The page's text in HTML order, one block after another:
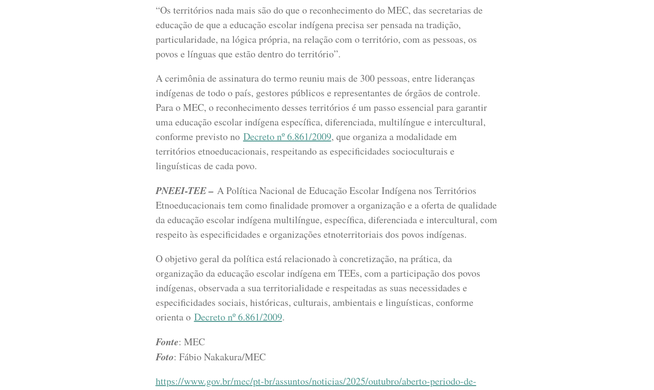
“Os territórios nada mais são do que o reconhecimento do MEC, das secretarias de
educação de que a educação escolar indígena precisa ser pensada na tradição,
particularidade, na lógica própria, na relação com o território, com as pessoas, os
povos e línguas que estão dentro do território”.
A cerimônia de assinatura do termo reuniu mais de 300 pessoas, entre lideranças
indígenas de todo o país, gestores públicos e representantes de órgãos de controle.
Para o MEC, o reconhecimento desses territórios é um passo essencial para garantir
uma educação escolar indígena específica, diferenciada, multilíngue e intercultural,
conforme previsto no Decreto nº 6.861/2009, que organiza a modalidade em
territórios etnoeducacionais, respeitando as especificidades socioculturais e
linguísticas de cada povo.
PNEEI-TEE –A Política Nacional de Educação Escolar Indígena nos Territórios
Etnoeducacionais tem como finalidade promover a organização e a oferta de qualidade
da educação escolar indígena multilíngue, específica, diferenciada e intercultural, com
respeito às especificidades e organizações etnoterritoriais dos povos indígenas.
O objetivo geral da política está relacionado à concretização, na prática, da
organização da educação escolar indígena em TEEs, com a participação dos povos
indígenas, observada a sua territorialidade e respeitadas as suas necessidades e
especificidades sociais, históricas, culturais, ambientais e linguísticas, conforme
orienta o Decreto nº 6.861/2009.
Fonte: MEC
Foto: Fábio Nakakura/MEC
https://www.gov.br/mec/pt-br/assuntos/noticias/2025/outubro/aberto-periodo-de-